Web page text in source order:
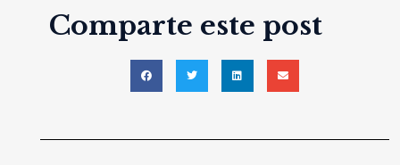
Comparte este post